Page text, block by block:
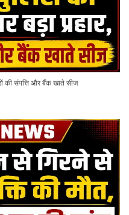
की संपत्ति और बैंक खाते सीज